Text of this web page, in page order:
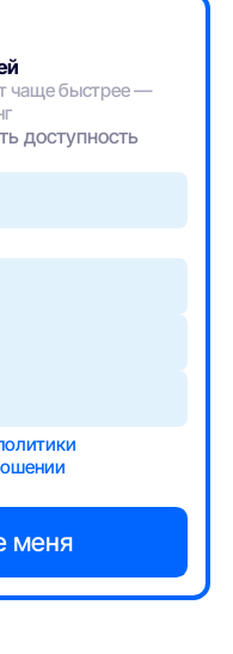
чаще быстрее —
доступность